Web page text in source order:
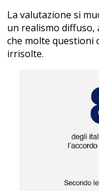
La valutazione si
un realismo diffuso,
che molte questioni
irrisolte.